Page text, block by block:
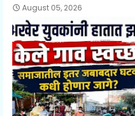
August 05, 2026